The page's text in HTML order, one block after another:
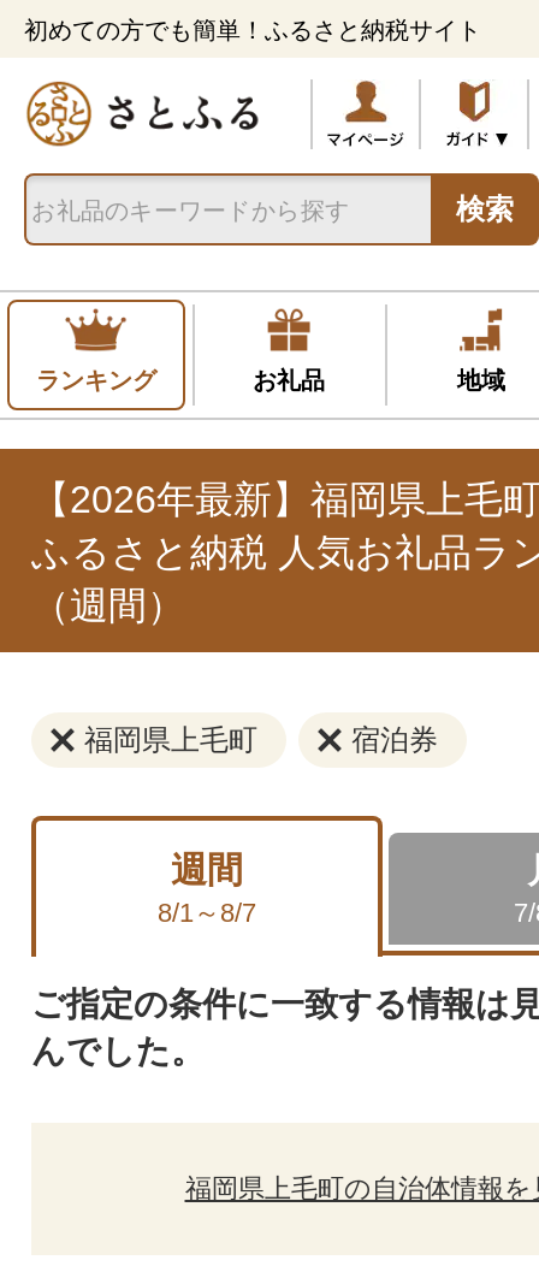
初めての方でも簡単！ふるさと納税サイト
検索
ランキング お礼品 地域
【2026年最新】福岡県上毛
ふるさと納税 人気お礼品ラ
（週間）
福岡県上毛町 宿泊券
週間
8/1～8/7
ご指定の条件に一致する情報は
んでした。
福岡県上毛町の自治体情報を